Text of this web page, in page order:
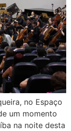
no Espaço
um momento
na noite desta